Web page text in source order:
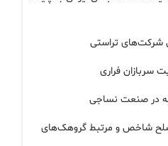
شرکت‌های تراستی
سربازان فراری
اشرار مسلح شاخص و مرتبط گروهک‌های